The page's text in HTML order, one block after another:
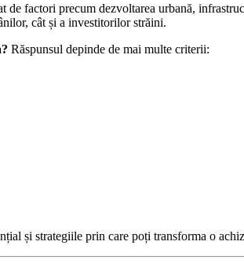
factori precum dezvoltarea urbană,
cât și a investitorilor străini.
Răspunsul depinde de mai multe criterii:
și strategiile prin care poți transforma o